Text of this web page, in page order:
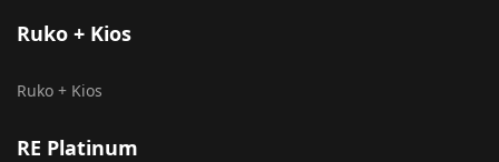
Ruko + Kios
Ruko + Kios
RE Platinum